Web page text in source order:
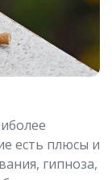
есть плюсы и
гипноза,